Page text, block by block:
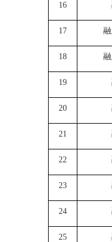
16
17
18
19
20
21
22
23
24
25